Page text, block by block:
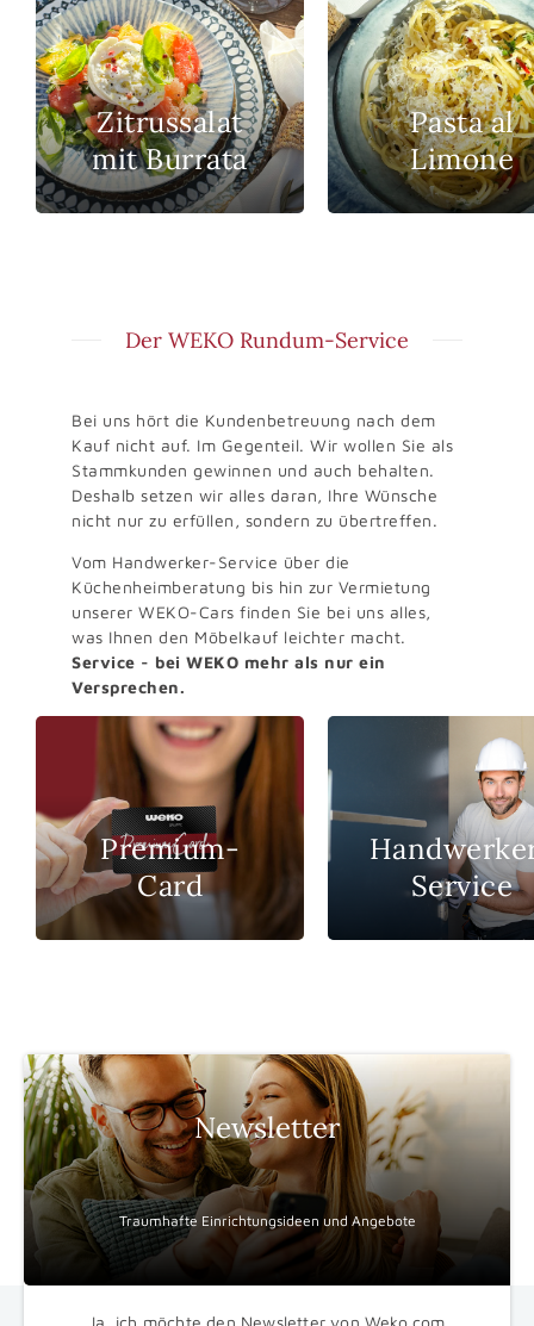
Zitrussalat
mit Burrata
Pasta al
Limone
Der WEKO Rundum-Service
Bei uns hört die Kundenbetreuung nach dem
Kauf nicht auf. Im Gegenteil. Wir wollen Sie als
Stammkunden gewinnen und auch behalten.
Deshalb setzen wir alles daran, Ihre Wünsche
nicht nur zu erfüllen, sondern zu übertreffen.
Vom Handwerker-Service über die
Küchenheimberatung bis hin zur Vermietung
unserer WEKO-Cars finden Sie bei uns alles,
was Ihnen den Möbelkauf leichter macht.
Service - bei WEKO mehr als nur ein
Versprechen.
Premium-
Card
Service
Newsletter
Traumhafte Einrichtungsideen und Angebote